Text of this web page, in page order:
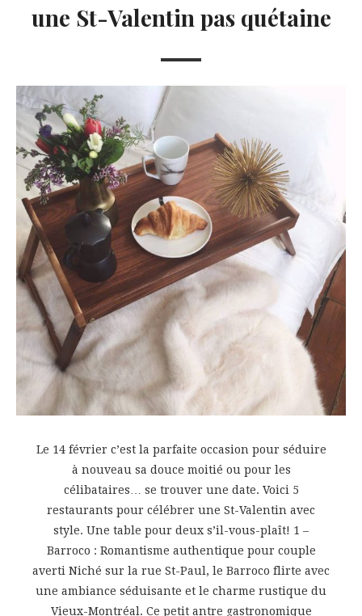
une St-Valentin pas quétaine
Le 14 février c’est la parfaite occasion pour séduire
à nouveau sa douce moitié ou pour les
célibataires… se trouver une date. Voici 5
restaurants pour célébrer une St-Valentin avec
style. Une table pour deux s’il-vous-plaît! 1 –
Barroco : Romantisme authentique pour couple
averti Niché sur la rue St-Paul, le Barroco flirte avec
une ambiance séduisante et le charme rustique du
Vieux-Montréal. Ce petit antre gastronomique